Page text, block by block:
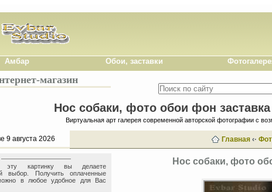
Амбар Обои, заставки
магазин
Нос собаки, фото обои фон
Виртуальная арт галерея современной авторской фотографии с
9 августа 2026 Главная ‹·
эту картинку вы делаете
выбор. Получить оплаченные
в любое удобное для Вас
Нос собаки, фото